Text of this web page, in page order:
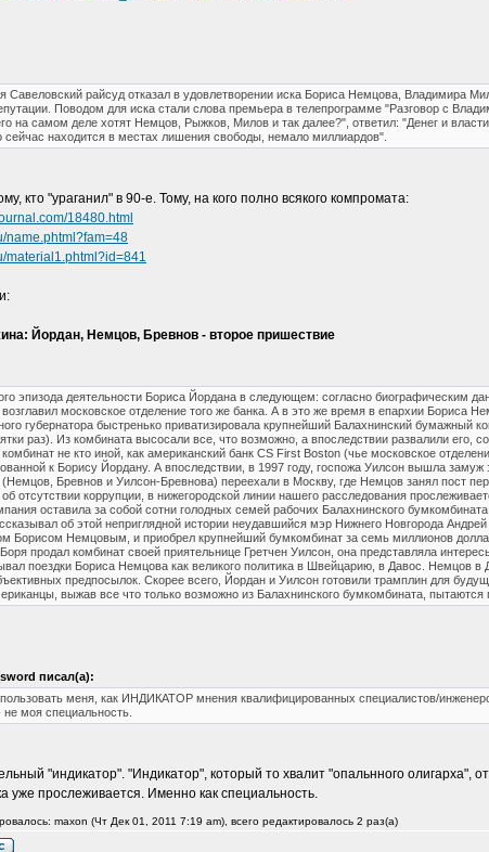
Савеловский райсуд отказал в удовлетворении иска Бориса Немцова, Владимира
Поводом для иска стали слова премьера в телепрограмме "Разговор с
на самом деле хотят Немцов, Рыжков, Милов и так далее?", ответил: "Денег и
сейчас находится в местах лишения свободы, немало миллиардов".
кто "ураганил" в 90-е. Тому, на кого полно всякого компромата:
18480.html
name.phtml?fam=48
material1.phtml?id=841
Йордан, Немцов, Бревнов - второе пришествие
эпизода деятельности Бориса Йордана в следующем: согласно биографическим
возглавил московское отделение того же банка. А в это же время в епархии
губернатора быстренько приватизировала крупнейший Балахнинский бумажный
раз). Из комбината высосали все, что возможно, а впоследствии развалили
не кто иной, как американский банк CS First Boston (чье московское
к Борису Йордану. А впоследствии, в 1997 году, госпожа Уилсон вышла
Бревнов и Уилсон-Бревнова) переехали в Москву, где Немцов занял пост
об отсутствии коррупции, в нижегородской линии нашего расследования
оставила за собой сотни голодных семей рабочих Балахнинского
об этой неприглядной истории неудавшийся мэр Нижнего Новгорода
Борисом Немцовым, и приобрел крупнейший бумкомбинат за семь миллионов
продал комбинат своей приятельнице Гретчен Уилсон, она представляла
поездки Бориса Немцова как великого политика в Швейцарию, в Давос. Немцов
предпосылок. Скорее всего, Йордан и Уилсон готовили трамплин для
выжав все что только возможно из Балахнинского бумкомбината, пытаются
писал(а):
меня, как ИНДИКАТОР мнения квалифицированных специалистов/
не моя специальность.
"индикатор". "Индикатор", который то хвалит "опальнного
уже прослеживается. Именно как специальность.
maxon (Чт Дек 01, 2011 7:19 am), всего редактировалось 2 раз(а)